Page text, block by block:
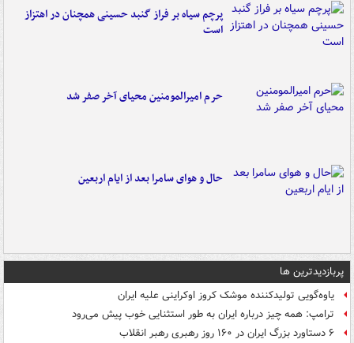
پرچم سیاه بر فراز گنبد حسینی همچنان در اهتزاز
است
حرم امیرالمومنین محیای آخر صفر شد
حال و هوای سامرا بعد از ایام اربعین
پربازدیدترین ها
یاوه‌گویی تولیدکننده موشک کروز اوکراینی علیه ایران
ترامپ: همه چیز درباره ایران به طور استثنایی خوب پیش می‌رود
۶ دستاورد بزرگ ایران در ۱۶۰ روز رهبری رهبر انقلاب